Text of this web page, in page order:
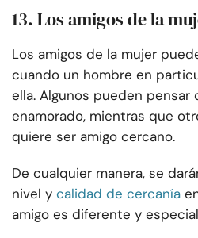
13. Los amigos de la
Los amigos de la mujer
cuando un hombre en
ella. Algunos pueden
enamorado, mientras que
quiere ser amigo cercano.
De cualquier manera, se
nivel y calidad de cercanía
amigo es diferente y